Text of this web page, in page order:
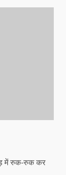
में रुक-रुक कर